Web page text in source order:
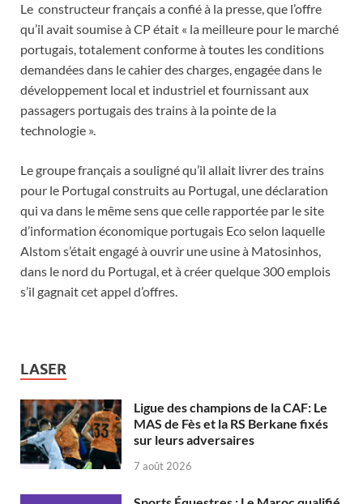
Le constructeur français a confié à la presse, que l’offre
qu’il avait soumise à CP était « la meilleure pour le marché
portugais, totalement conforme à toutes les conditions
demandées dans le cahier des charges, engagée dans le
développement local et industriel et fournissant aux
passagers portugais des trains à la pointe de la
technologie ».
Le groupe français a souligné qu’il allait livrer des trains
pour le Portugal construits au Portugal, une déclaration
qui va dans le même sens que celle rapportée par le site
d’information économique portugais Eco selon laquelle
Alstom s’était engagé à ouvrir une usine à Matosinhos,
dans le nord du Portugal, et à créer quelque 300 emplois
s’il gagnait cet appel d’offres.
LASER
Ligue des champions de la CAF: Le
MAS de Fès et la RS Berkane fixés
sur leurs adversaires
7 août 2026